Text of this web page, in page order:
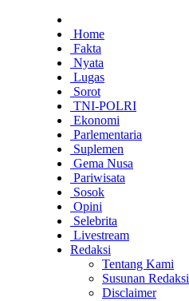
Home
Fakta
Nyata
Lugas
Sorot
TNI-POLRI
Ekonomi
Parlementaria
Suplemen
Gema Nusa
Pariwisata
Sosok
Opini
Selebrita
Livestream
Redaksi
Tentang Kami
Susunan Redaksi
Disclaimer